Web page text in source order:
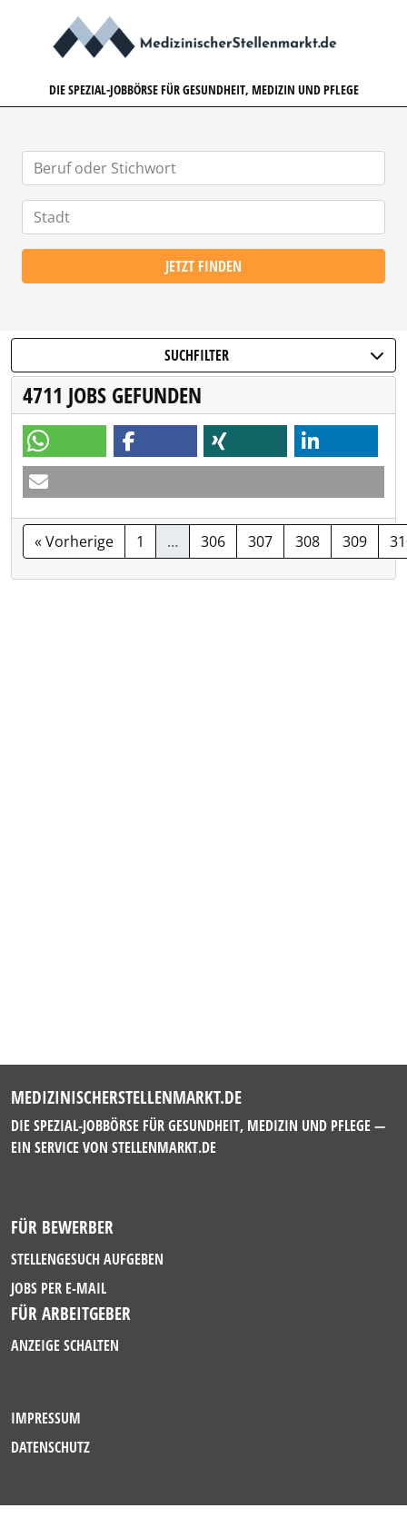
DIE SPEZIAL-JOBBÖRSE FÜR GESUNDHEIT, MEDIZIN UND PFLEGE
JETZT FINDEN
SUCHFILTER
4711 JOBS GEFUNDEN
« Vorherige 1 … 306 307 308 309
MEDIZINISCHERSTELLENMARKT.DE
DIE SPEZIAL-JOBBÖRSE FÜR GESUNDHEIT, MEDIZIN UND PFLEGE —
EIN SERVICE VON STELLENMARKT.DE
FÜR BEWERBER
STELLENGESUCH AUFGEBEN
JOBS PER E-MAIL
FÜR ARBEITGEBER
ANZEIGE SCHALTEN
IMPRESSUM
DATENSCHUTZ